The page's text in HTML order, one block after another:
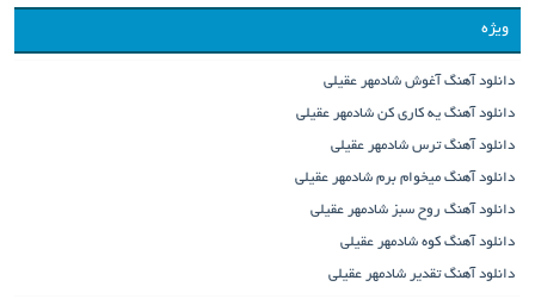
ویژه
دانلود آهنگ آغوش شادمهر عقیلی
دانلود آهنگ یه کاری کن شادمهر عقیلی
دانلود آهنگ ترس شادمهر عقیلی
دانلود آهنگ میخوام برم شادمهر عقیلی
دانلود آهنگ روح سبز شادمهر عقیلی
دانلود آهنگ کوه شادمهر عقیلی
دانلود آهنگ تقدیر شادمهر عقیلی